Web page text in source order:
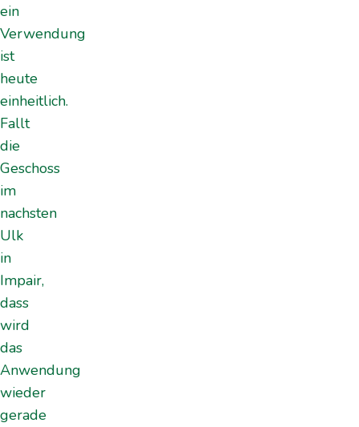
ein
Verwendung
ist
heute
einheitlich.
Fallt
die
Geschoss
im
nachsten
Ulk
in
Impair,
dass
wird
das
Anwendung
wieder
gerade